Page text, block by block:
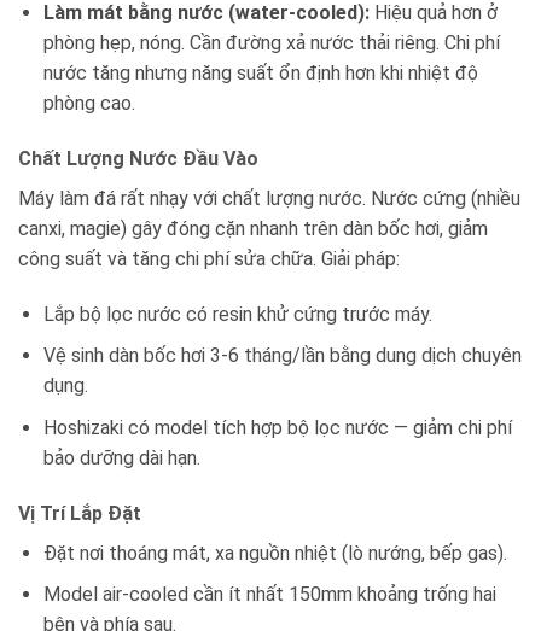
Làm mát bằng nước (water-cooled):Hiệu quả hơn ở
phòng hẹp, nóng. Cần đường xả nước thải riêng. Chi phí
nước tăng nhưng năng suất ổn định hơn khi nhiệt độ
phòng cao.
Chất Lượng Nước Đầu Vào
Máy làm đá rất nhạy với chất lượng nước. Nước cứng (nhiều
canxi, magie) gây đóng cặn nhanh trên dàn bốc hơi, giảm
công suất và tăng chi phí sửa chữa. Giải pháp:
Lắp bộ lọc nước có resin khử cứng trước máy.
Vệ sinh dàn bốc hơi 3-6 tháng/lần bằng dung dịch chuyên
dụng.
Hoshizaki có model tích hợp bộ lọc nước — giảm chi phí
bảo dưỡng dài hạn.
Vị Trí Lắp Đặt
Đặt nơi thoáng mát, xa nguồn nhiệt (lò nướng, bếp gas).
Model air-cooled cần ít nhất 150mm khoảng trống hai
bên và phía sau.